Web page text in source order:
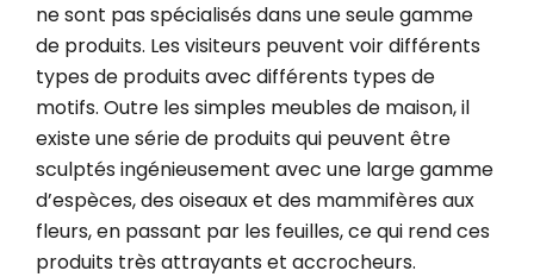
ne sont pas spécialisés dans une seule gamme
de produits. Les visiteurs peuvent voir différents
types de produits avec différents types de
motifs. Outre les simples meubles de maison, il
existe une série de produits qui peuvent être
sculptés ingénieusement avec une large gamme
d’espèces, des oiseaux et des mammifères aux
fleurs, en passant par les feuilles, ce qui rend ces
produits très attrayants et accrocheurs.